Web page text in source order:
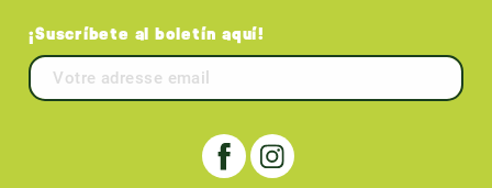
¡Suscríbete al boletín aquí!